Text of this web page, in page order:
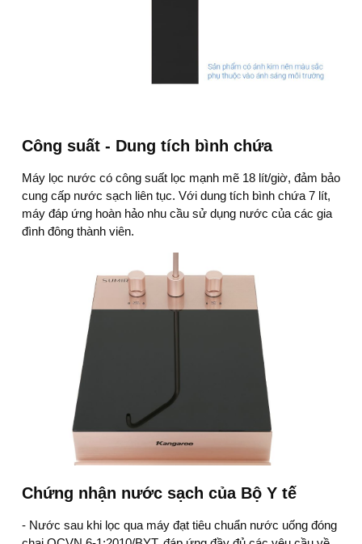
Công suất - Dung tích bình chứa
Máy lọc nước có công suất lọc mạnh mẽ 18 lít/giờ, đảm bảo
cung cấp nước sạch liên tục. Với dung tích bình chứa 7 lít,
máy đáp ứng hoàn hảo nhu cầu sử dụng nước của các gia
đình đông thành viên.
Chứng nhận nước sạch của Bộ Y tế
- Nước sau khi lọc qua máy đạt tiêu chuẩn nước uống đóng